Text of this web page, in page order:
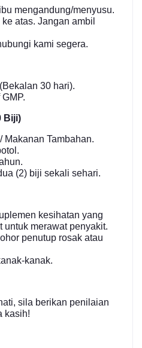
mengandung/menyusu.
atas. Jangan ambil
kami segera.
30 hari).
Biji)
Makanan Tambahan.
(2) biji sekali sehari.
kesihatan yang
untuk merawat penyakit.
penutup rosak atau
kanak.
sila berikan penilaian
kasih!